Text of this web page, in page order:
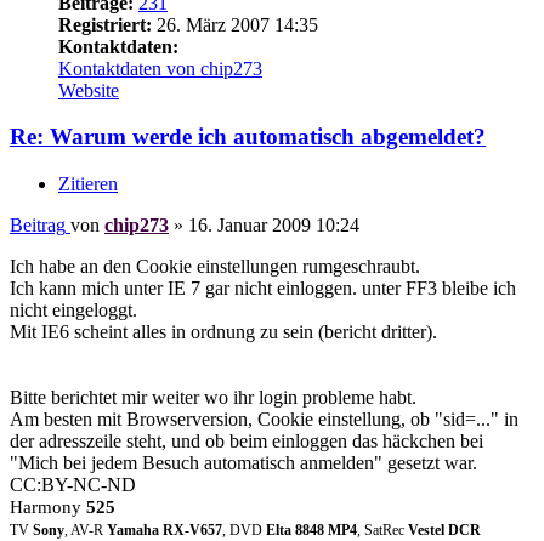
Registriert: 26. März 2007 14:35
Kontaktdaten:
Kontaktdaten von chip273
Website
Re: Warum werde ich automatisch abgemeldet?
Zitieren
Beitrag von chip273 » 16. Januar 2009 10:24
Ich habe an den Cookie einstellungen rumgeschraubt.
Ich kann mich unter IE 7 gar nicht einloggen. unter FF3 bleibe ich
nicht eingeloggt.
Mit IE6 scheint alles in ordnung zu sein (bericht dritter).
Bitte berichtet mir weiter wo ihr login probleme habt.
Am besten mit Browserversion, Cookie einstellung, ob "sid=..." in
der adresszeile steht, und ob beim einloggen das häckchen bei
"Mich bei jedem Besuch automatisch anmelden" gesetzt war.
CC:BY-NC-ND
Harmony 525
TV Sony, AV-R Yamaha RX-V657, DVD Elta 8848 MP4, SatRec Vestel DCR